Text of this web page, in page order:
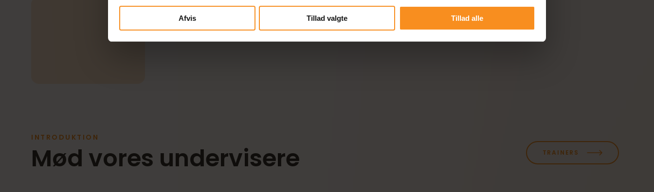
Afvis Tillad valgte Tillad alle
INTRODUKTION
Mød vores undervisere TRAINERS